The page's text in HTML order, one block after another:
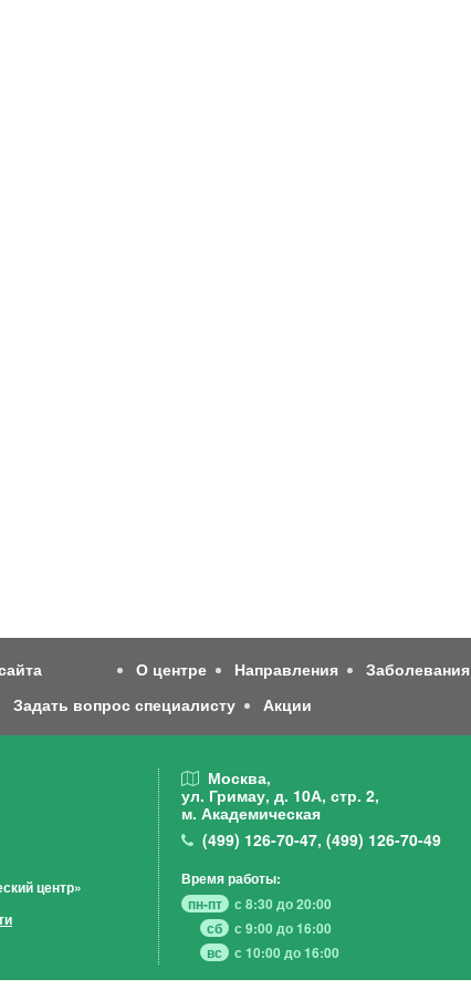
О центре Направления Заболевания
Задать вопрос специалисту Акции
центр»
Москва,
ул. Гримау, д. 10А, стр. 2,
м. Академическая
(499) 126-70-47, (499) 126-70-49
Время работы:
пн-пт
с 8:30 до 20:00
сб
с 9:00 до 16:00
вс
с 10:00 до 16:00